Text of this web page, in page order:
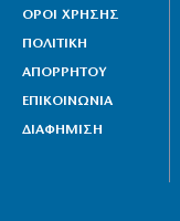
ΟΡΟΙ ΧΡΗΣΗΣ
ΠΟΛΙΤΙΚΗ
ΑΠΟΡΡΗΤΟΥ
ΕΠΙΚΟΙΝΩΝΙΑ
ΔΙΑΦΗΜΙΣΗ